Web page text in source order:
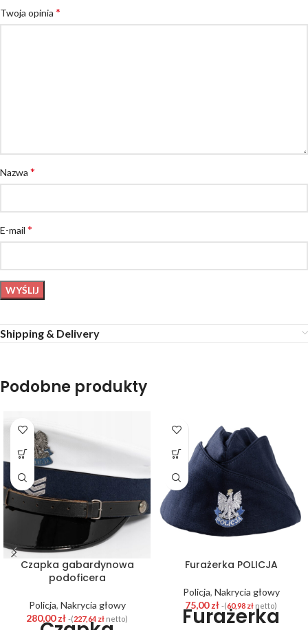
Twoja opinia *
Nazwa *
E-mail *
Shipping & Delivery
Podobne produkty
Czapka gabardynowa
podoficera
Policja, Nakrycia głowy
280,00zł -(227,64 zł netto)
Furażerka POLICJA
Policja, Nakrycia głowy
75,00zł -(60,98 zł netto)
Furażerka